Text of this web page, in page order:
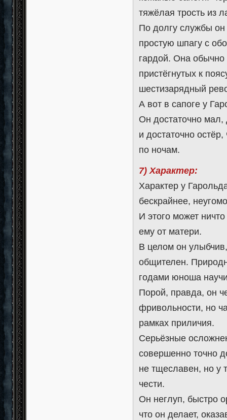
тяжёлая трость из
По долгу службы
простую шпагу с
гардой. Она обычно
пристёгнутых к
шестизарядный
А вот в сапоге у
Он достаточно
и достаточно
по ночам.
7) Характер:
Характер у
бескрайнее,
И этого может
ему от матери.
В целом он
общителен.
годами юноша
Порой, правда, он
фривольности, но
рамках приличия.
Серьёзные
совершенно точно
не тщеславен, но у
чести.
Он неглуп, быстро
что он делает,